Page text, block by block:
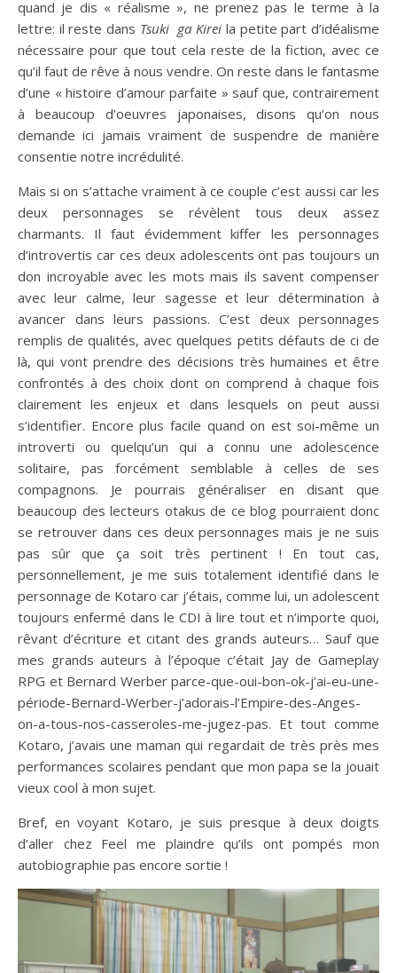
quand je dis « réalisme », ne prenez pas le terme à la
lettre: il reste dans Tsuki ga Kirei la petite part d’idéalisme
nécessaire pour que tout cela reste de la fiction, avec ce
qu’il faut de rêve à nous vendre. On reste dans le fantasme
d’une « histoire d’amour parfaite » sauf que, contrairement
à beaucoup d’oeuvres japonaises, disons qu’on nous
demande ici jamais vraiment de suspendre de manière
consentie notre incrédulité.
Mais si on s’attache vraiment à ce couple c’est aussi car les
deux personnages se révèlent tous deux assez
charmants. Il faut évidemment kiffer les personnages
d’introvertis car ces deux adolescents ont pas toujours un
don incroyable avec les mots mais ils savent compenser
avec leur calme, leur sagesse et leur détermination à
avancer dans leurs passions. C’est deux personnages
remplis de qualités, avec quelques petits défauts de ci de
là, qui vont prendre des décisions très humaines et être
confrontés à des choix dont on comprend à chaque fois
clairement les enjeux et dans lesquels on peut aussi
s’identifier. Encore plus facile quand on est soi-même un
introverti ou quelqu’un qui a connu une adolescence
solitaire, pas forcément semblable à celles de ses
compagnons. Je pourrais généraliser en disant que
beaucoup des lecteurs otakus de ce blog pourraient donc
se retrouver dans ces deux personnages mais je ne suis
pas sûr que ça soit très pertinent ! En tout cas,
personnellement, je me suis totalement identifié dans le
personnage de Kotaro car j’étais, comme lui, un adolescent
toujours enfermé dans le CDI à lire tout et n’importe quoi,
rêvant d’écriture et citant des grands auteurs… Sauf que
mes grands auteurs à l’époque c’était Jay de Gameplay
RPG et Bernard Werber parce-que-oui-bon-ok-j’ai-eu-une-
période-Bernard-Werber-j’adorais-l’Empire-des-Anges-
on-a-tous-nos-casseroles-me-jugez-pas. Et tout comme
Kotaro, j’avais une maman qui regardait de très près mes
performances scolaires pendant que mon papa se la jouait
vieux cool à mon sujet.
Bref, en voyant Kotaro, je suis presque à deux doigts
d’aller chez Feel me plaindre qu’ils ont pompés mon
autobiographie pas encore sortie !